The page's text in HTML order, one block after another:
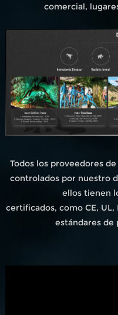
comercial,
Todos los proveedores
controlados por nuestro
ellos tienen
certificados, como CE,
estándares de